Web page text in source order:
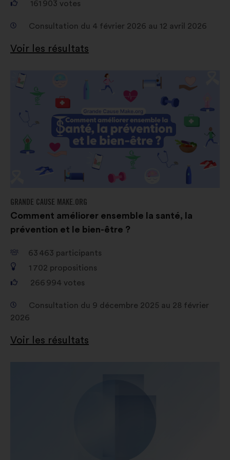
161 903 votes
Consultation du 4 février 2026 au 12 avril 2026
Voir les résultats
GRANDE CAUSE MAKE.ORG
Comment améliorer ensemble la santé, la
prévention et le bien-être ?
63 463 participants
1 702 propositions
266 994 votes
Consultation du 9 décembre 2025 au 28 février
2026
Voir les résultats